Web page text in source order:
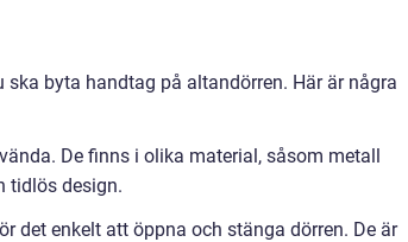
byta handtag på altandörren. Här är några
De finns i olika material, såsom metall
tidlös design.
det enkelt att öppna och stänga dörren. De är